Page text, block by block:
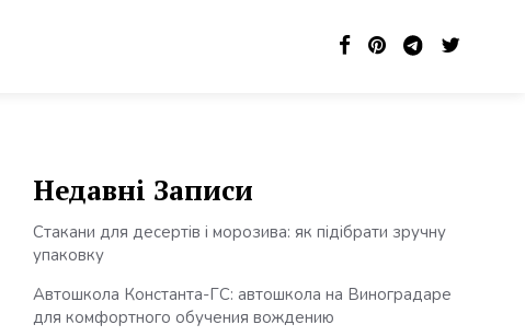
Недавні Записи
Стакани для десертів і морозива: як підібрати зручну
упаковку
Автошкола Константа-ГС: автошкола на Виноградаре
для комфортного обучения вождению